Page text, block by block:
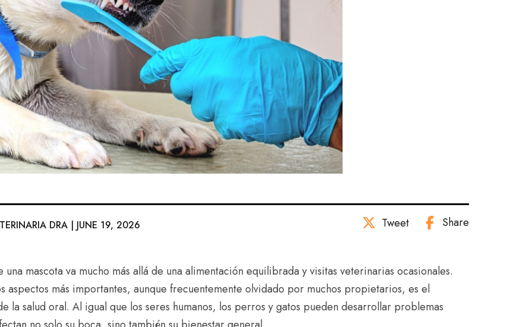
DRA | JUNE 19, 2026 Tweet Share
una mascota va mucho más allá de una alimentación equilibrada y visitas veterinarias ocasionales.
aspectos más importantes, aunque frecuentemente olvidado por muchos propietarios, es el
la salud oral. Al igual que los seres humanos, los perros y gatos pueden desarrollar problemas